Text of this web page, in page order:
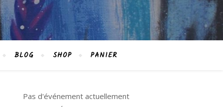
BLOG SHOP PANIER
Pas d'événement actuellement